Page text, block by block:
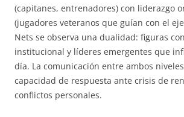
(capitanes, entrenadores) con liderazgo
(jugadores veteranos que guían con el
Nets se observa una dualidad: figuras
institucional y líderes emergentes que
día. La comunicación entre ambos
capacidad de respuesta ante crisis de
conflictos personales.